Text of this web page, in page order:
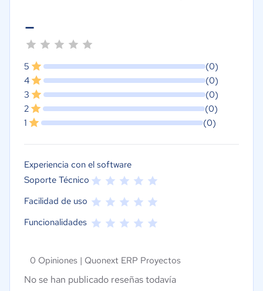
-
5
(0)
4
(0)
3
(0)
2
(0)
1
(0)
Experiencia con el software
Soporte Técnico
Facilidad de uso
Funcionalidades
0 Opiniones | Quonext ERP Proyectos
No se han publicado reseñas todavía